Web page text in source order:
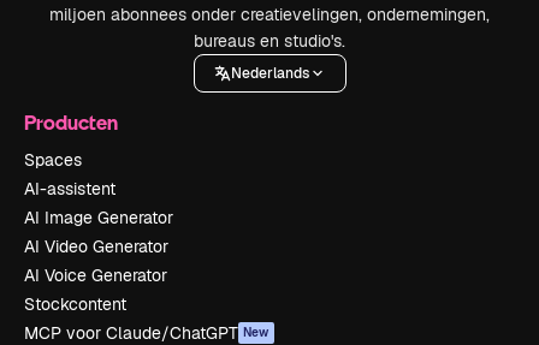
miljoen abonnees onder creatievelingen, ondernemingen,
bureaus en studio's.
Nederlands
Producten
Spaces
AI-assistent
AI Image Generator
AI Video Generator
AI Voice Generator
Stockcontent
MCP voor Claude/ChatGPT New